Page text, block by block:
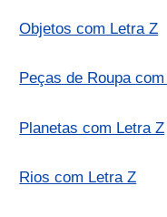
Objetos com Letra Z
Peças de Roupa
Planetas com Letra Z
Rios com Letra Z